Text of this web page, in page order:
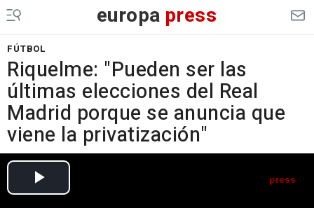
europa press
FÚTBOL
Riquelme: "Pueden ser las
últimas elecciones del Real
Madrid porque se anuncia que
viene la privatización"